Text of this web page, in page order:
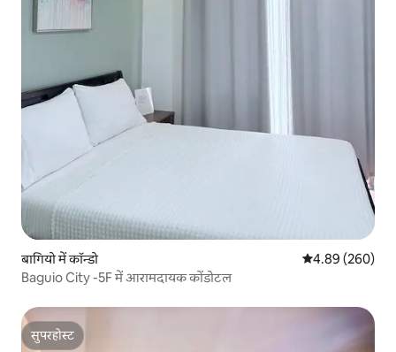
बागियो में कॉन्डो औसत रेटिंग 5 में से
4.89 (260)
Baguio City -5F में आरामदायक कोंडोटल
सुपरहोस्ट
सुपरहोस्ट